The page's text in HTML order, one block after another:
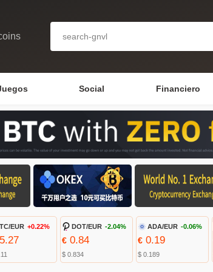
Social Financiero
EUR +0.22% DOT/EUR -2.04%
€0.84
$ 0.834
ADA/EUR -0.06%
€0.19
$ 0.189